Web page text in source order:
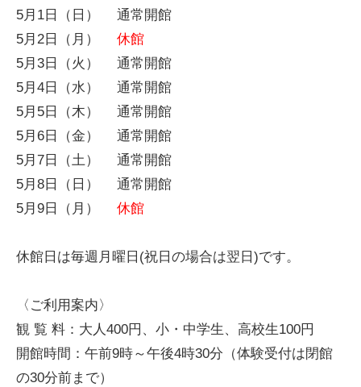
5月1日（日） 通常開館
5月2日（月） 休館
5月3日（火） 通常開館
5月4日（水） 通常開館
5月5日（木） 通常開館
5月6日（金） 通常開館
5月7日（土） 通常開館
5月8日（日） 通常開館
5月9日（月） 休館
休館日は毎週月曜日(祝日の場合は翌日)です。
〈ご利用案内〉
観 覧 料：大人400円、小・中学生、高校生100円
開館時間：午前9時～午後4時30分（体験受付は閉館
の30分前まで）